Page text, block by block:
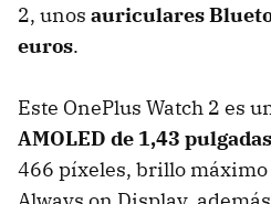
2, unos auriculares
euros.
Este OnePlus Watch 2 es
AMOLED de 1,43 pulgadas
466 píxeles, brillo